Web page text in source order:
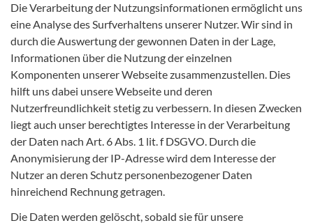
Die Verarbeitung der Nutzungsinformationen ermöglicht uns
eine Analyse des Surfverhaltens unserer Nutzer. Wir sind in
durch die Auswertung der gewonnen Daten in der Lage,
Informationen über die Nutzung der einzelnen
Komponenten unserer Webseite zusammenzustellen. Dies
hilft uns dabei unsere Webseite und deren
Nutzerfreundlichkeit stetig zu verbessern. In diesen Zwecken
liegt auch unser berechtigtes Interesse in der Verarbeitung
der Daten nach Art. 6 Abs. 1 lit. f DSGVO. Durch die
Anonymisierung der IP-Adresse wird dem Interesse der
Nutzer an deren Schutz personenbezogener Daten
hinreichend Rechnung getragen.
Die Daten werden gelöscht, sobald sie für unsere